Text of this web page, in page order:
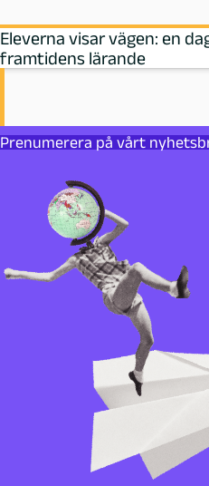
Eleverna visar vägen: en
framtidens lärande
Prenumerera på vårt